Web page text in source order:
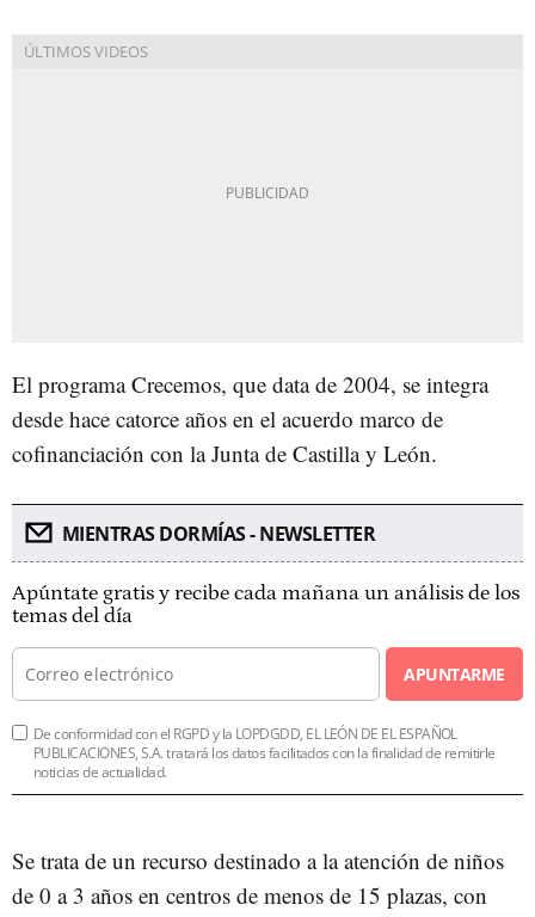
El programa Crecemos, que data de 2004, se integra
desde hace catorce años en el acuerdo marco de
cofinanciación con la Junta de Castilla y León.
MIENTRAS DORMÍAS - NEWSLETTER
Apúntate gratis y recibe cada mañana un análisis de los
temas del día
APUNTARME
De conformidad con el RGPD y la LOPDGDD, EL LEÓN DE EL ESPAÑOL
PUBLICACIONES, S.A. tratará los datos facilitados con la finalidad de remitirle
noticias de actualidad.
Se trata de un recurso destinado a la atención de niños
de 0 a 3 años en centros de menos de 15 plazas, con